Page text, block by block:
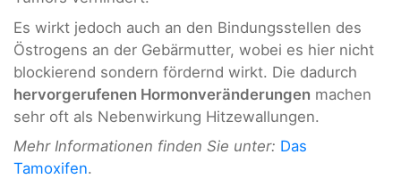
Es wirkt jedoch auch an den Bindungsstellen des
Östrogens an der Gebärmutter, wobei es hier nicht
blockierend sondern fördernd wirkt. Die dadurch
hervorgerufenen Hormonveränderungen machen
sehr oft als Nebenwirkung Hitzewallungen.
Mehr Informationen finden Sie unter: Das
Tamoxifen.